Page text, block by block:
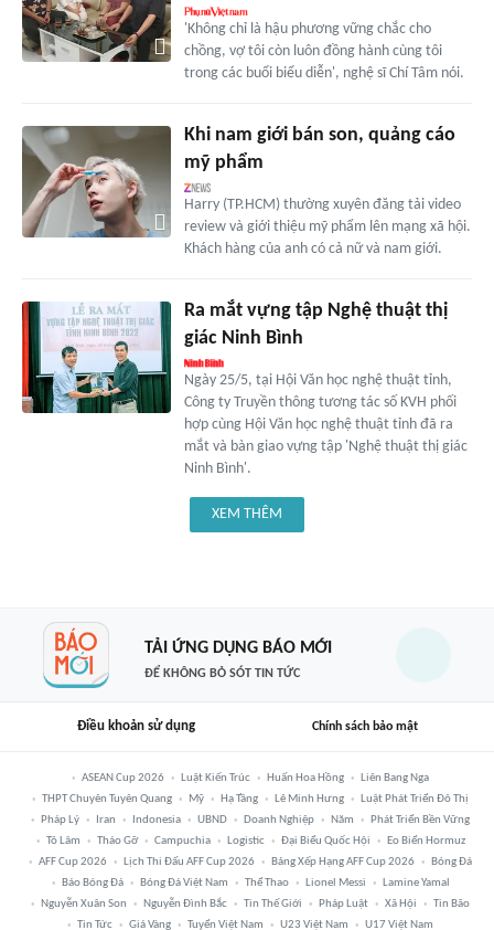
'Không chỉ là hậu phương vững chắc cho
chồng, vợ tôi còn luôn đồng hành cùng tôi
trong các buổi biểu diễn', nghệ sĩ Chí Tâm nói.
Khi nam giới bán son, quảng cáo
mỹ phẩm
Harry (TP.HCM) thường xuyên đăng tải video
review và giới thiệu mỹ phẩm lên mạng xã hội.
Khách hàng của anh có cả nữ và nam giới.
Ra mắt vựng tập Nghệ thuật thị
giác Ninh Bình
Ngày 25/5, tại Hội Văn học nghệ thuật tỉnh,
Công ty Truyền thông tương tác số KVH phối
hợp cùng Hội Văn học nghệ thuật tỉnh đã ra
mắt và bàn giao vựng tập 'Nghệ thuật thị giác
Ninh Bình'.
XEM THÊM
TẢI ỨNG DỤNG BÁO MỚI
ĐỂ KHÔNG BỎ SÓT TIN TỨC
Điều khoản sử dụng Chính sách bảo mật
ASEAN Cup 2026 Luật Kiến Trúc Huấn Hoa Hồng
Liên Bang Nga
THPT Chuyên Tuyên Quang
Mỹ Hạ Tầng Lê Minh Hưng
Luật Phát Triển Đô Thị
Pháp Lý
Iran Indonesia UBND Doanh Nghiệp Năm
Phát Triển Bền Vững
Tô Lâm
Tháo Gỡ Campuchia Logistic Đại Biểu Quốc Hội
Eo Biển Hormuz
AFF Cup 2026
Lịch Thi Đấu AFF Cup 2026 Bảng Xếp Hạng AFF Cup 2026
Bóng Đá
Báo Bóng Đá
Bóng Đá Việt Nam Thể Thao Lionel Messi
Lamine Yamal
Nguyễn Xuân Son
Nguyễn Đình Bắc Tin Thế Giới Pháp Luật Xã Hội
Tin Bão
Tin Tức
Giá Vàng Tuyển Việt Nam U23 Việt Nam U17 Việt Nam